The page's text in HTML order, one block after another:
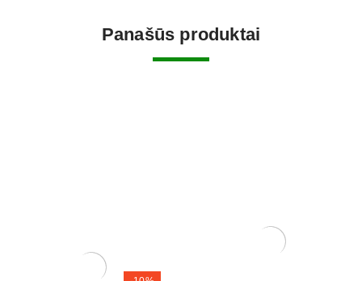
Panašūs produktai
Grunto semtuvas plastikinis